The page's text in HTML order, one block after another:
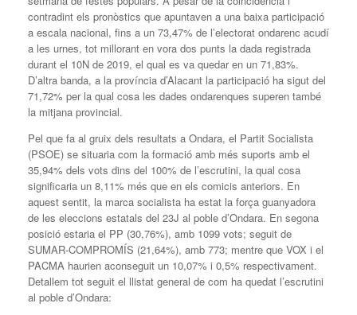
contradint els pronòstics que apuntaven a una baixa participació
a escala nacional, fins a un 73,47% de l’electorat ondarenc acudí
a les urnes, tot millorant en vora dos punts la dada registrada
durant el 10N de 2019, el qual es va quedar en un 71,83%.
D’altra banda, a la província d’Alacant la participació ha sigut del
71,72% per la qual cosa les dades ondarenques superen també
la mitjana provincial.
Pel que fa al gruix dels resultats a Ondara, el Partit Socialista
(PSOE) se situaria com la formació amb més suports amb el
35,94% dels vots dins del 100% de l’escrutini, la qual cosa
significaria un 8,11% més que en els comicis anteriors. En
aquest sentit, la marca socialista ha estat la força guanyadora
de les eleccions estatals del 23J al poble d’Ondara. En segona
posició estaria el PP (30,76%), amb 1099 vots; seguit de
SUMAR-COMPROMÍS (21,64%), amb 773; mentre que VOX i el
PACMA haurien aconseguit un 10,07% i 0,5% respectivament.
Detallem tot seguit el llistat general de com ha quedat l’escrutini
al poble d’Ondara: